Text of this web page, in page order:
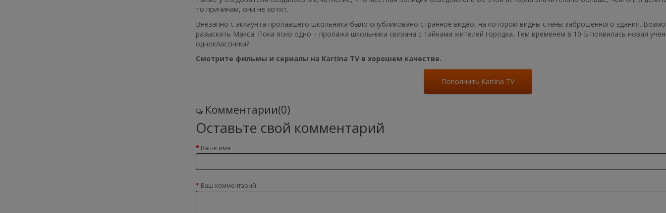
то причинам, они не хотят.
Внезапно с аккаунта пропавшего школьника было опубликовано странное видео, на котором видны стены заброшенного здания.
разыскать Макса. Пока ясно одно – пропажа школьника связана с тайнами жителей городка. Тем временем в 10-Б появилась новая
одноклассники?
Смотрите фильмы и сериалы на Kartina TV в хорошем качестве.
Пополнить Kartina TV
Комментарии(0)
Оставьте свой комментарий
Ваше имя
Ваш комментарий